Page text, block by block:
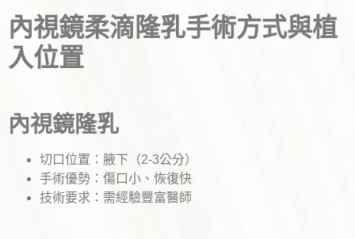
內視鏡柔滴隆乳手術方式與植
入位置
內視鏡隆乳
切口位置：腋下（2-3公分）
手術優勢：傷口小、恢復快
技術要求：需經驗豐富醫師